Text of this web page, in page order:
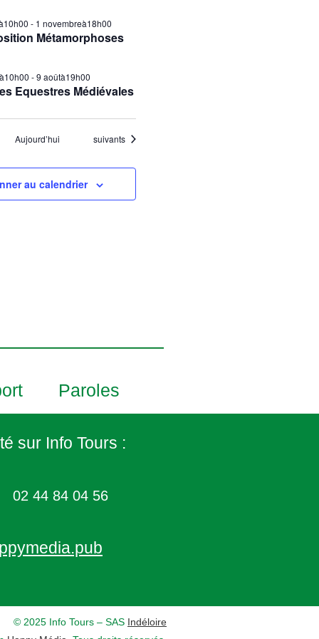
Métamorphoses
- 1 novembreà18h00
Equestres Médiévales
-9 aoûtà19h00
Aujourd’hui Évènements
suivants
au calendrier
Paroles
sur Info Tours :
02 44 84 04 56
© 2025 Info Tours – SAS Indéloire